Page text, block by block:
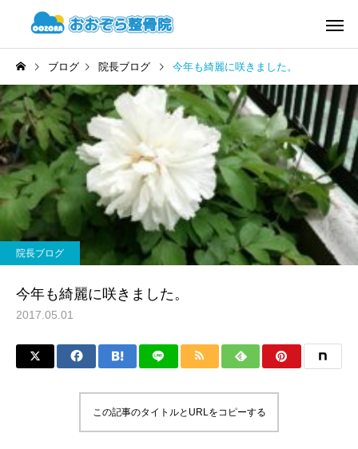
ブログ 院長ブログ 今年も綺麗に咲きました。
院長ブログ
今年も綺麗に咲きました。
2017.05.01
この記事のタイトルとURLをコピーする